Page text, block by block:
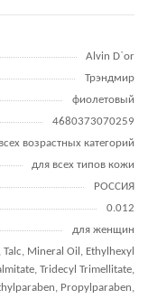
Alvin D`or
Трэндмир
фиолетовый
4680373070259
возрастных категорий
для всех типов кожи
РОССИЯ
0.012
для женщин
Talc, Mineral Oil, Ethylhexyl
Tridecyl Trimellitate,
Propylparaben,